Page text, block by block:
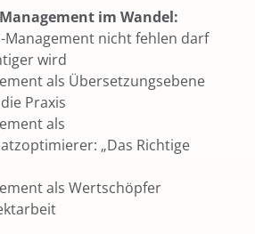
im Wandel:
nicht fehlen darf
wird
als Übersetzungsebene
Praxis
als
„Das Richtige
als Wertschöpfer